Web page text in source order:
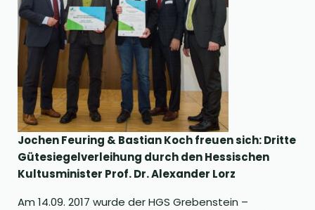
Jochen Feuring & Bastian Koch freuen sich: Dritte
Gütesiegelverleihung durch den Hessischen
Kultusminister Prof. Dr. Alexander Lorz
Am 14.09. 2017 wurde der HGS Grebenstein –